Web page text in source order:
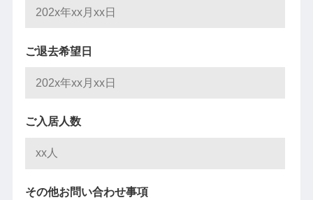
ご退去希望日
ご入居人数
その他お問い合わせ事項